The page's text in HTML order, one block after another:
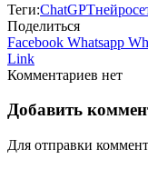
Теги:ChatGPT
Поделиться
Facebook Whatsapp
Link
Комментариев нет
Добавить
Для отправки